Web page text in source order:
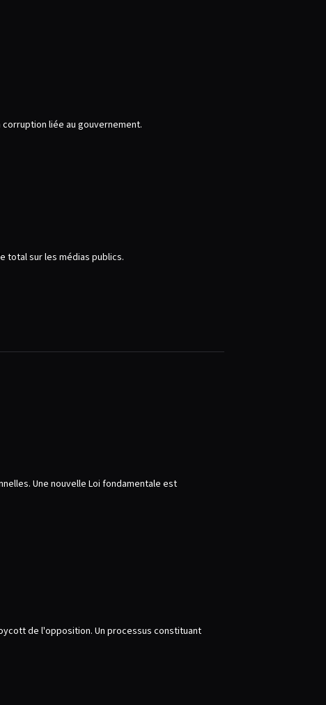
liée au gouvernement.
total sur les médias publics.
Une nouvelle Loi fondamentale est
de l'opposition. Un processus constituant